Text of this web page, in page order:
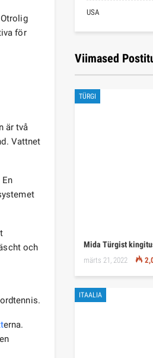
för
är två
Vattnet
och
erna.
USA
Viimased
TÜRGI
Mida Türgist
märts 21, 2022
ITAALIA